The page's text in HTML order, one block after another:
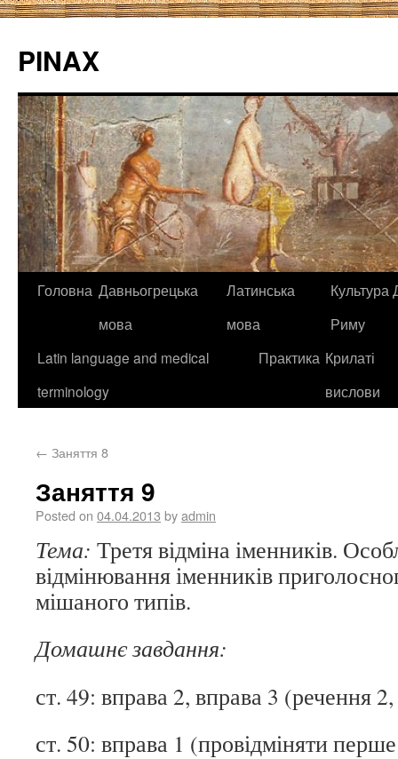
PINAX
Головна Давньогрецька
мова
Латинська
мова
Культура
Риму
Latin language and medical
terminology
Практика Крилаті
вислови
← Заняття 8
Заняття 9
Posted on 04.04.2013 byadmin
Тема: Третя відміна іменників.
відмінювання іменників
мішаного типів.
Домашнє завдання:
ст. 49: вправа 2, вправа 3 (речення
ст. 50: вправа 1 (провідміняти